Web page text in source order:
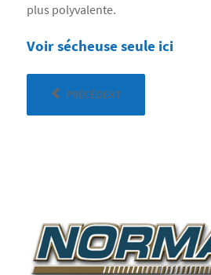
plus polyvalente.
Voir sécheuse seule ici
PRÉCÉDENT